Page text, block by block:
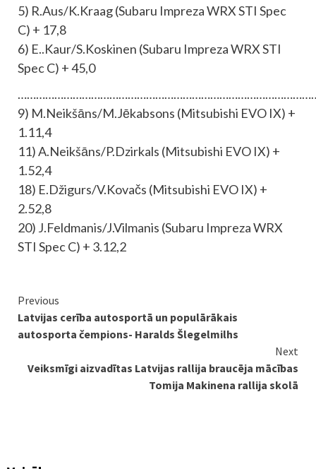
5) R.Aus/K.Kraag (Subaru Impreza WRX STI Spec
C) + 17,8
6) E..Kaur/S.Koskinen (Subaru Impreza WRX STI
Spec C) + 45,0
9) M.Neikšāns/M.Jēkabsons (Mitsubishi EVO IX) +
1.11,4
11) A.Neikšāns/P.Dzirkals (Mitsubishi EVO IX) +
1.52,4
18) E.Džigurs/V.Kovačs (Mitsubishi EVO IX) +
2.52,8
20) J.Feldmanis/J.Vilmanis (Subaru Impreza WRX
STI Spec C) + 3.12,2
Continue
Reading
Previous
Latvijas cerība autosportā un populārākais
autosporta čempions- Haralds Šlegelmilhs
Next
Veiksmīgi aizvadītas Latvijas rallija braucēja mācības
Tomija Makinena rallija skolā